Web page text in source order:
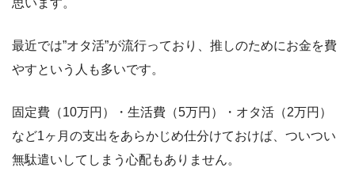
最近では”オタ活”が流行っており、推しのためにお金を費
やすという人も多いです。
固定費（10万円）・生活費（5万円）・オタ活（2万円）
など1ヶ月の支出をあらかじめ仕分けておけば、ついつい
無駄遣いしてしまう心配もありません。